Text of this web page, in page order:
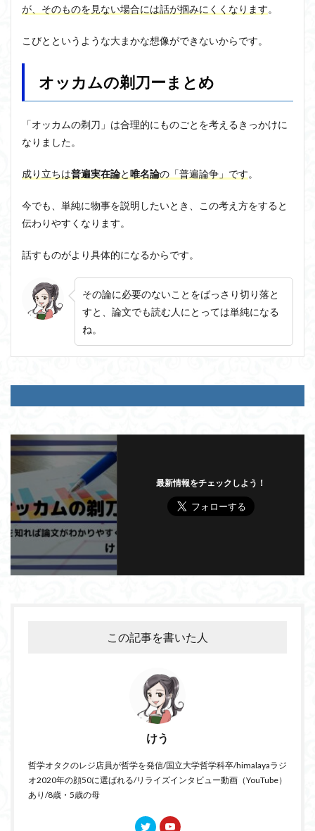
が、そのものを見ない場合には話が掴みにくくなります。
こびとというような大まかな想像ができないからです。
オッカムの剃刀ーまとめ
「オッカムの剃刀 」は合理的にものごとを考えるきっかけに
なりました。
成り立ちは普遍実在論と唯名論の「普遍論争」です。
今でも、単純に物事を説明したいとき、この考え方をすると
伝わりやすくなります。
話すものがより具体的になるからです。
その論に必要のないことをばっさり切り落と
すと、論文でも読む人にとっては単純になる
ね。
最新情報をチェックしよう！
この記事を書いた人
けう
哲学オタクのレジ店員が哲学を発信/国立大学哲学科卒/himalayaラジ
オ2020年の顔50に選ばれる/リライズインタビュー動画（YouTube）
あり/8歳・5歳の母